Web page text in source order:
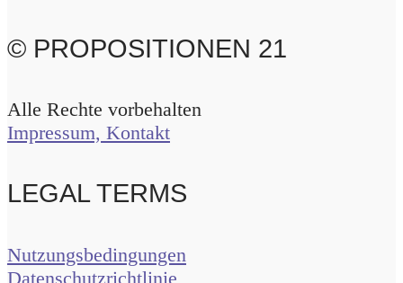
© PROPOSITIONEN 21
Alle Rechte vorbehalten
Impressum, Kontakt
LEGAL TERMS
Nutzungsbedingungen
Datenschutzrichtlinie